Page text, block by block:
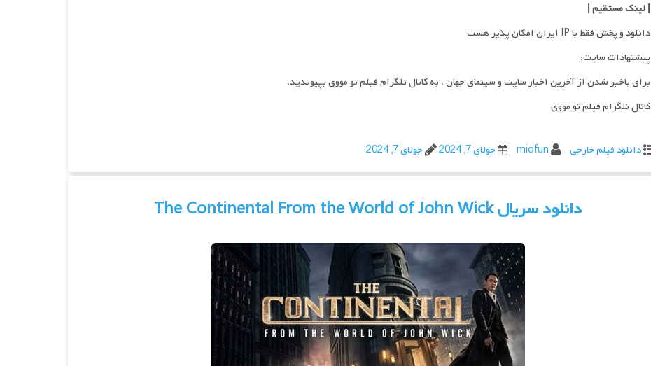
| لینک مستقیم|
دانلود و پخش فقط با IP ایران امکان پذیر هست
پیشنهادات سایت:
برای باخبر شدن از آخرین اخبار سایت و سینمای جهان ، به کانال تلگرام فیلم تو مووی بپیوندید.
کانال تلگرام فیلم تو مووی
دانلود فیلم خارجی miofun جولای 7, 2024 جولای 7, 2024
دانلود سریال The Continental From the World of John Wick